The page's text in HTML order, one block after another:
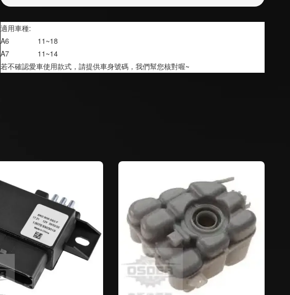
適用車種:
A6              11~18
A7              11~14
若不確認愛車使用款式，請提供車身號碼，我們幫您核對喔~